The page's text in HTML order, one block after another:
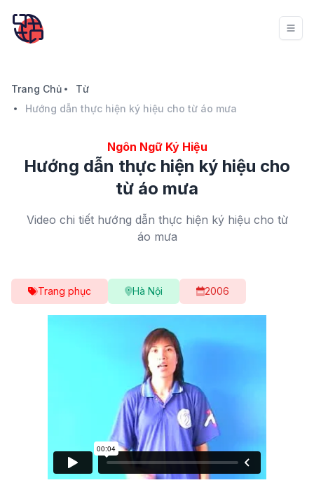
Trang Chủ
Từ
Hướng dẫn thực hiện ký hiệu cho từ áo mưa
Ngôn Ngữ Ký Hiệu
Hướng dẫn thực hiện ký hiệu cho
từ áo mưa
Video chi tiết hướng dẫn thực hiện ký hiệu cho từ
áo mưa
Trang phục Hà Nội 2006